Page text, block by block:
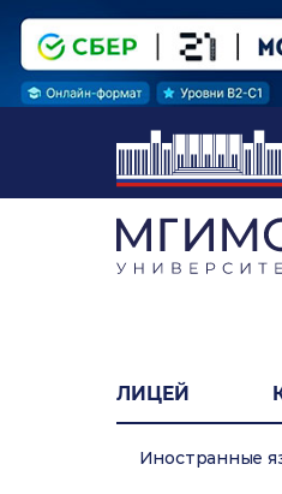
ЛИЦЕЙ
Иностранные